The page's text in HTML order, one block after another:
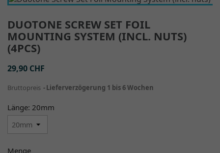
DUOTONE SCREW SET FOIL
MOUNTING SYSTEM (INCL. NUTS)
(4PCS)
29,90 CHF
Bruttopreis Lieferverzögerung 1 bis 6 Wochen
Länge: 20mm
Menge